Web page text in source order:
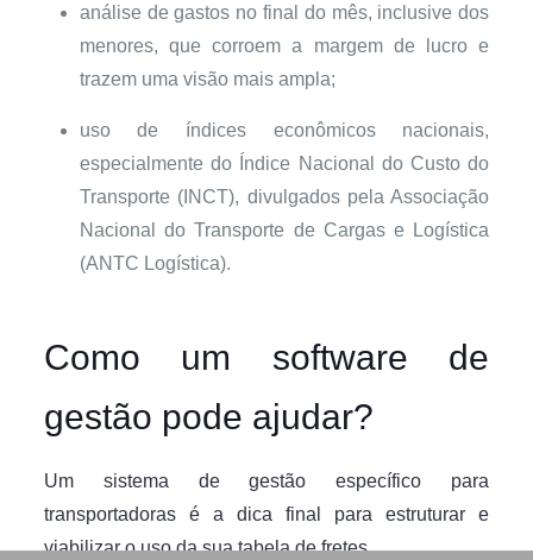
análise de gastos no final do mês, inclusive dos
menores, que corroem a margem de lucro e
trazem uma visão mais ampla;
uso de índices econômicos nacionais,
especialmente do Índice Nacional do Custo do
Transporte (INCT), divulgados pela Associação
Nacional do Transporte de Cargas e Logística
(ANTC Logística).
Como um software de
gestão pode ajudar?
Um sistema de gestão específico para
transportadoras é a dica final para estruturar e
viabilizar o uso da sua tabela de fretes.